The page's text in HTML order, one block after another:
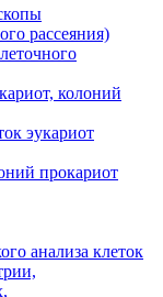
рассеяния)
колоний
эукариот
прокариот
анализа клеток